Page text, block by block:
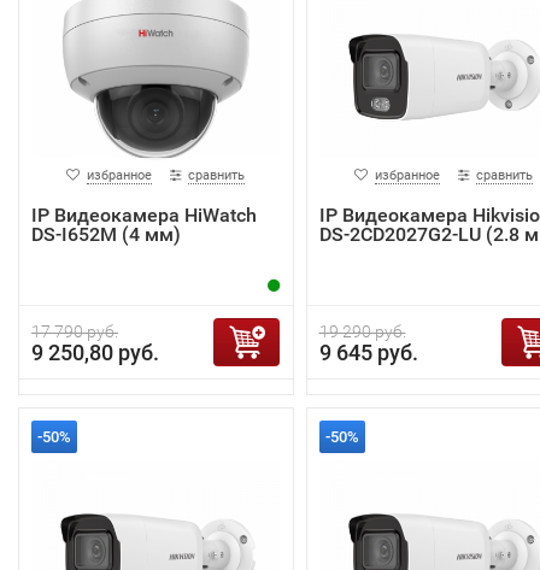
избранное сравнить
IP Видеокамера HiWatch
DS-I652M (4 мм)
17 790 руб.
9 250,80 руб.
избранное сравнить
IP Видеокамера
DS-2CD2027G2-LU (2.8
19 290 руб.
9 645 руб.
-50% -50%